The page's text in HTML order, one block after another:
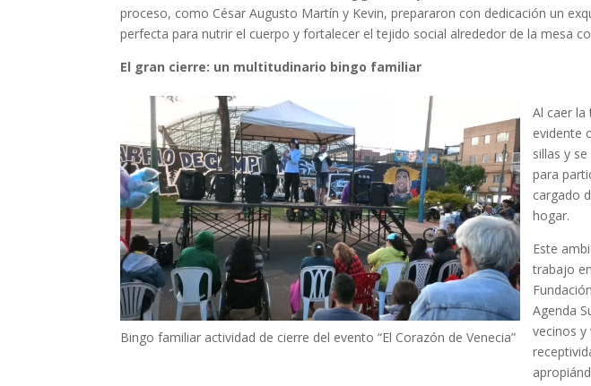
proceso, como César Augusto Martín y Kevin, prepararon con dedicación un
perfecta para nutrir el cuerpo y fortalecer el tejido social alrededor de la mesa
El gran cierre: un multitudinario bingo familiar
Bingo familiar actividad de cierre del evento “El Corazón de Venecia”
Al caer la
evidente
sillas y
para
cargado
hogar.
Este
trabajo
Agenda
vecinos y